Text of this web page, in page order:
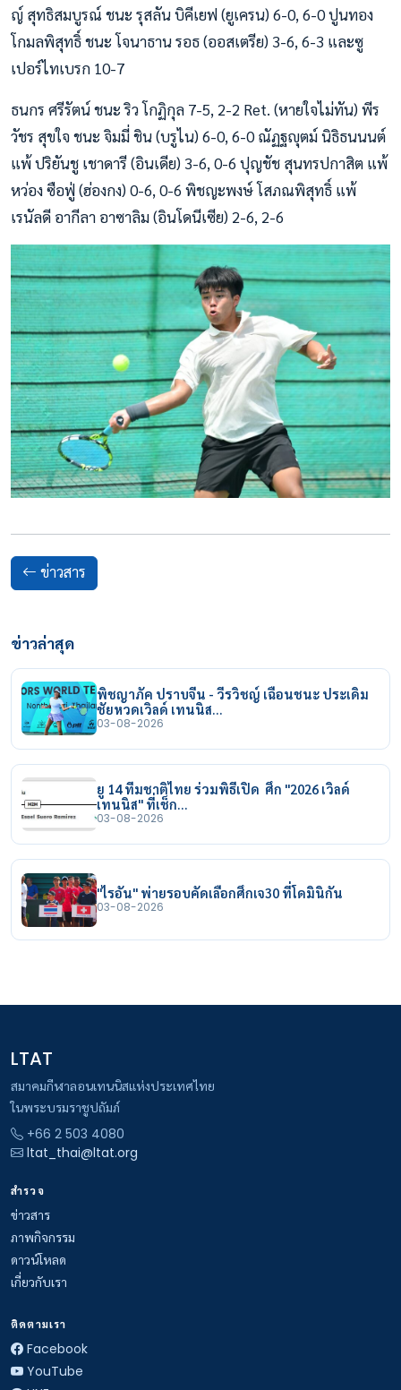
ญ์ สุทธิสมบูรณ์ ชนะ รุสลัน บิคีเยฟ (ยูเครน) 6-0, 6-0 ปูนทอง
โกมลพิสุทธิ์ ชนะ โจนาธาน รอธ (ออสเตรีย) 3-6, 6-3 และซู
เปอร์ไทเบรก 10-7
ธนกร ศรีรัตน์ ชนะ ริว โกฏิกุล 7-5, 2-2 Ret. (หายใจไม่ทัน) พีร
วัชร สุขใจ ชนะ จิมมี่ ชิน (บรูไน) 6-0, 6-0 ณัฏฐญุตม์ นิธิธนนนต์
แพ้ ปริยันชู เชาดารี (อินเดีย) 3-6, 0-6 ปุญชัช สุนทรปกาสิต แพ้
หว่อง ซือฟู่ (ฮ่องกง) 0-6, 0-6 พิชญะพงษ์ โสภณพิสุทธิ์ แพ้
เรนัลดี อากีลา อาซาลิม (อินโดนีเซีย) 2-6, 2-6
ข่าวสาร
ข่าวล่าสุด
พิชญาภัค ปราบจีน - วีรวิชญ์ เฉือนชนะ ประเดิม
ชัยหวดเวิลด์ เทนนิส…
03-08-2026
ยู 14 ทีมชาติไทย ร่วมพิธีเปิด ศึก "2026 เวิลด์
เทนนิส" ที่เช็ก…
03-08-2026
"ไรอัน" พ่ายรอบคัดเลือกศึกเจ30 ที่โดมินิกัน
03-08-2026
LTAT
สมาคมกีฬาลอนเทนนิสแห่งประเทศไทย
ในพระบรมราชูปถัมภ์
+66 2 503 4080
ltat_thai@ltat.org
สำรวจ
ข่าวสาร
ภาพกิจกรรม
ดาวน์โหลด
เกี่ยวกับเรา
ติดตามเรา
Facebook
YouTube